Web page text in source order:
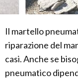
Il martello
riparazione del
casi. Anche se
pneumatico